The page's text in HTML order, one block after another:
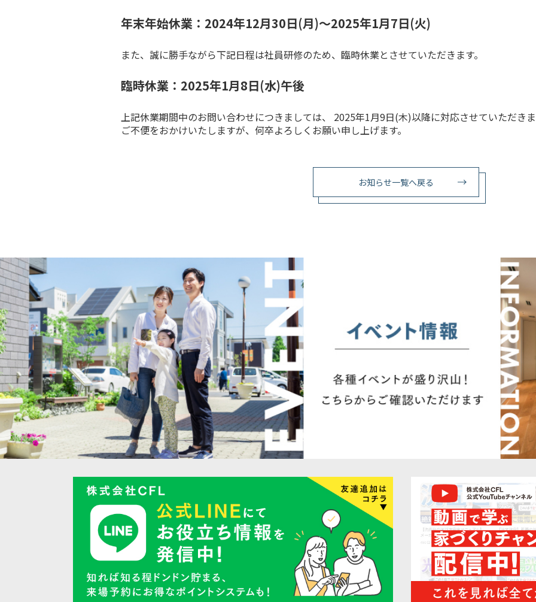
年末年始休業：2024年12月30日(月)〜2025年1月7日(火)
また、誠に勝手ながら下記日程は社員研修のため、臨時休業とさせていただきます。
臨時休業：2025年1月8日(水)午後
上記休業期間中のお問い合わせにつきましては、 2025年1月9日(木)以降に対応させていただき
ご不便をおかけいたしますが、何卒よろしくお願い申し上げます。
お知らせ一覧へ戻る